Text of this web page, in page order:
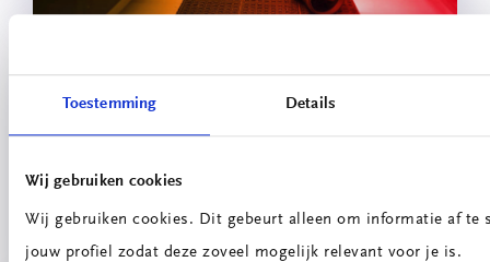
Toestemming Details
Wij gebruiken cookies
Wij gebruiken cookies. Dit gebeurt alleen om informatie af te
jouw profiel zodat deze zoveel mogelijk relevant voor je is.
Online Les Huis